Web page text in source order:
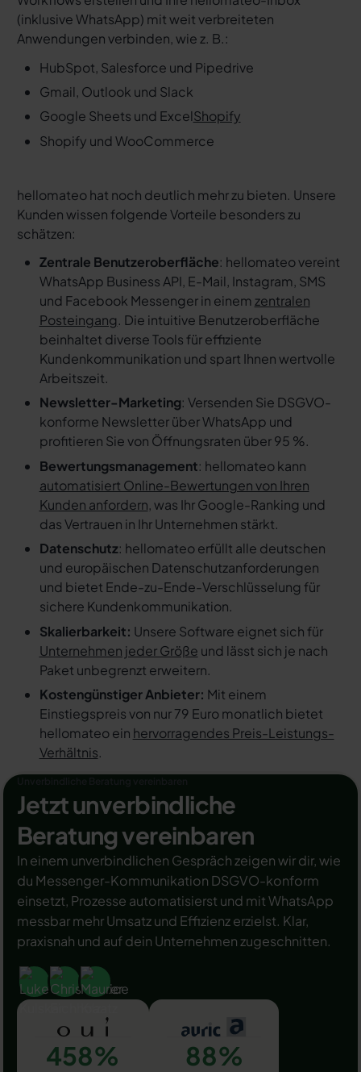
(inklusive WhatsApp) mit weit verbreiteten
Anwendungen verbinden, wie z. B.:
HubSpot, Salesforce und Pipedrive
Gmail, Outlook und Slack
Google Sheets und ExcelShopify
Shopify und WooCommerce
hellomateo hat noch deutlich mehr zu bieten. Unsere
Kunden wissen folgende Vorteile besonders zu
schätzen:
Zentrale Benutzeroberfläche: hellomateo vereint
WhatsApp Business API, E-Mail, Instagram, SMS
und Facebook Messenger in einem zentralen
Posteingang. Die intuitive Benutzeroberfläche
beinhaltet diverse Tools für effiziente
Kundenkommunikation und spart Ihnen wertvolle
Arbeitszeit.
Newsletter-Marketing: Versenden Sie DSGVO-
konforme Newsletter über WhatsApp und
profitieren Sie von Öffnungsraten über 95 %.
Bewertungsmanagement: hellomateo kann
automatisiert Online-Bewertungen von Ihren
Kunden anfordern, was Ihr Google-Ranking und
das Vertrauen in Ihr Unternehmen stärkt.
Datenschutz: hellomateo erfüllt alle deutschen
und europäischen Datenschutzanforderungen
und bietet Ende-zu-Ende-Verschlüsselung für
sichere Kundenkommunikation.
Skalierbarkeit: Unsere Software eignet sich für
Unternehmen jeder Größe und lässt sich je nach
Paket unbegrenzt erweitern.
Kostengünstiger Anbieter: Mit einem
Einstiegspreis von nur 79 Euro monatlich bietet
hellomateo ein hervorragendes Preis-Leistungs-
Verhältnis.
Jetzt unverbindliche
Beratung vereinbaren
In einem unverbindlichen Gespräch zeigen wir dir, wie
du Messenger-Kommunikation DSGVO-konform
einsetzt, Prozesse automatisierst und mit WhatsApp
messbar mehr Umsatz und Effizienz erzielst. Klar,
praxisnah und auf dein Unternehmen zugeschnitten.
458% 88%